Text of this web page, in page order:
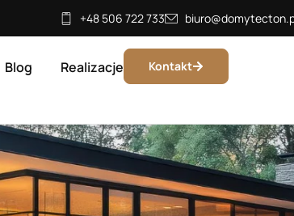
+48 506 722 733
Blog Realizacje Kontakt